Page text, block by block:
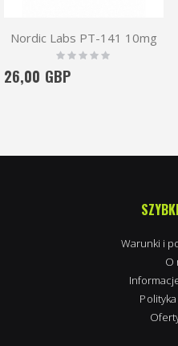
Nordic Labs PT-141 10mg
Rating:
0%
26,00 GBP
Warunki i
O